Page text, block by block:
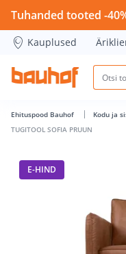
TUGITOOL SOFIA
Tuhanded tooted -
Kauplused
Ehituspood Bauhof Kodu ja
TUGITOOL SOFIA PRUUN
E-HIND